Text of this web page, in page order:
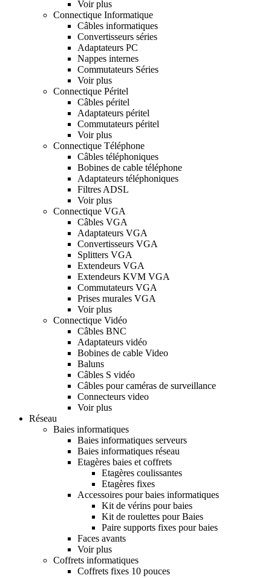
Voir plus
Connectique Informatique
Câbles informatiques
Convertisseurs séries
Adaptateurs PC
Nappes internes
Commutateurs Séries
Voir plus
Connectique Péritel
Câbles péritel
Adaptateurs péritel
Commutateurs péritel
Voir plus
Connectique Téléphone
Câbles téléphoniques
Bobines de cable téléphone
Adaptateurs téléphoniques
Filtres ADSL
Voir plus
Connectique VGA
Câbles VGA
Adaptateurs VGA
Convertisseurs VGA
Splitters VGA
Extendeurs VGA
Extendeurs KVM VGA
Commutateurs VGA
Prises murales VGA
Voir plus
Connectique Vidéo
Câbles BNC
Adaptateurs vidéo
Bobines de cable Video
Baluns
Câbles S vidéo
Câbles pour caméras de surveillance
Connecteurs video
Voir plus
Réseau
Baies informatiques
Baies informatiques serveurs
Baies informatiques réseau
Etagères baies et coffrets
Etagères coulissantes
Etagères fixes
Accessoires pour baies informatiques
Kit de vérins pour baies
Kit de roulettes pour Baies
Paire supports fixes pour baies
Faces avants
Voir plus
Coffrets informatiques
Coffrets fixes 10 pouces